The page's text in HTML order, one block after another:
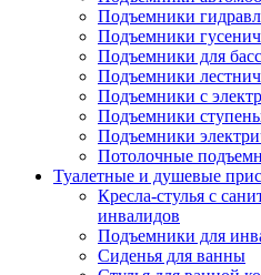
Подъемники
Подъемники
Подъемники для
Подъемники
Подъемники с
Подъемники
Подъемники
Потолочные
Туалетные и душевые
Кресла-стулья с
инвалидов
Подъемники для
Сиденья для ванны